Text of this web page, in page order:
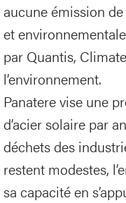
aucune émission
et
par Quantis,
l’environnement.
Panatere vise une
d’acier solaire par
déchets des
restent modestes,
sa capacité en